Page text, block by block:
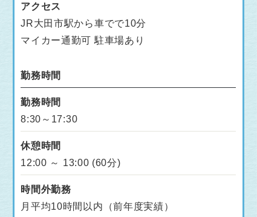
アクセス
JR大田市駅から車でで10分
マイカー通勤可 駐車場あり
勤務時間
勤務時間
8:30～17:30
休憩時間
12:00 ～ 13:00 (60分)
時間外勤務
月平均10時間以内（前年度実績）